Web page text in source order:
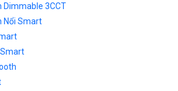
Dimmable 3CCT
Nổi Smart
Smart